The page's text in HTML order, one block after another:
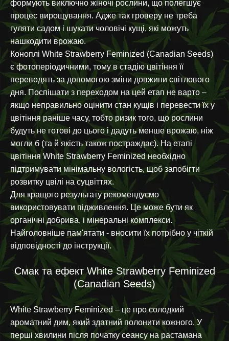
формують виключно жіночі рослини, що полегшує
процес вирощування. Адже так гроверу не треба
гуляти садом і шукати чоловічі кущі, які можуть
нашкодити врожаю.
Коноплі White Strawberry Feminized (Canadian Seeds)
є фотоперіодичними, тому в стадію цвітіння її
переводять за допомогою зміни довжини світлового
дня. Поспішати з переходом на цей етап не варто –
якщо неправильно оцінити стан кущів і перевести їх у
цвітіння раніше часу, тобто ризик того, що рослини
будуть не готові до цього і дадуть менше врожаю, ніж
могли б (та й якість також постраждає). На етапі
цвітіння White Strawberry Feminized необхідно
підтримувати мінімальну вологість, щоб запобігти
розвитку цвілі на суцвіттях.
Для кращого результату рекомендуємо
використовувати підживлення. Це може бути як
органічні добрива, і мінеральні комплекси.
Найголовніше пам'ятати - вносити їх потрібно у чіткій
відповідності до інструкції.
Смак та ефект White Strawberry Feminized
(Canadian Seeds)
White Strawberry Feminized – це про солодкий
ароматний дим, який здатний полонити кожного. У
перші хвилини після початку сеансу на растамана